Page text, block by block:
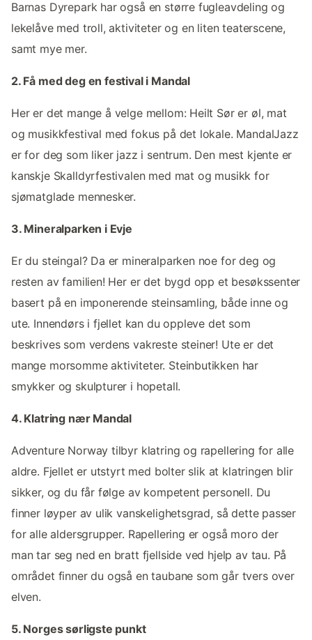
Barnas Dyrepark har også en større fugleavdeling og
lekelåve med troll, aktiviteter og en liten teaterscene,
samt mye mer.
2. Få med deg en festival i Mandal
Her er det mange å velge mellom: Heilt Sør er øl, mat
og musikkfestival med fokus på det lokale. MandalJazz
er for deg som liker jazz i sentrum. Den mest kjente er
kanskje Skalldyrfestivalen med mat og musikk for
sjømatglade mennesker.
3. Mineralparken i Evje
Er du steingal? Da er mineralparken noe for deg og
resten av familien! Her er det bygd opp et besøkssenter
basert på en imponerende steinsamling, både inne og
ute. Innendørs i fjellet kan du oppleve det som
beskrives som verdens vakreste steiner! Ute er det
mange morsomme aktiviteter. Steinbutikken har
smykker og skulpturer i hopetall.
4. Klatring nær Mandal
Adventure Norway tilbyr klatring og rapellering for alle
aldre. Fjellet er utstyrt med bolter slik at klatringen blir
sikker, og du får følge av kompetent personell. Du
finner løyper av ulik vanskelighetsgrad, så dette passer
for alle aldersgrupper. Rapellering er også moro der
man tar seg ned en bratt fjellside ved hjelp av tau. På
området finner du også en taubane som går tvers over
elven.
5. Norges sørligste punkt